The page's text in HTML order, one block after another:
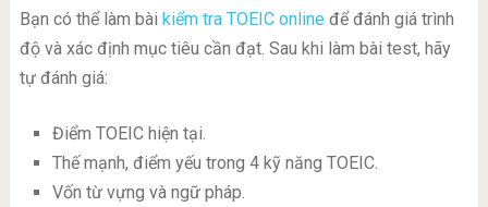
Bạn có thể làm bài kiểm tra TOEIC online để đánh giá trình
độ và xác định mục tiêu cần đạt. Sau khi làm bài test, hãy
tự đánh giá:
Điểm TOEIC hiện tại.
Thế mạnh, điểm yếu trong 4 kỹ năng TOEIC.
Vốn từ vựng và ngữ pháp.